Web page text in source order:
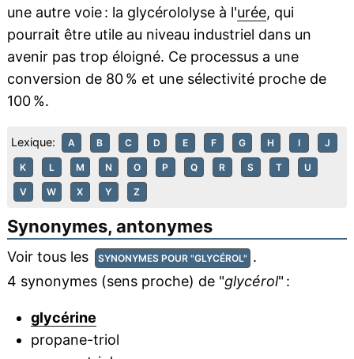
une autre voie : la glycérololyse à l'urée, qui
pourrait être utile au niveau industriel dans un
avenir pas trop éloigné. Ce processus a une
conversion de 80 % et une sélectivité proche de
100 %.
Lexique: A B C D E F G H I J
K L M N O P Q R S T U
V W X Y Z
Synonymes, antonymes
Voir tous les SYNONYMES POUR "GLYCÉROL" .
4 synonymes (sens proche) de "glycérol" :
glycérine
propane-triol